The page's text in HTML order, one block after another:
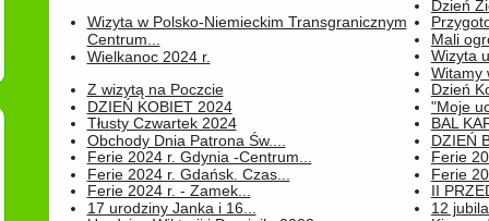
Dzień
Wizyta w Polsko-Niemieckim Transgranicznym
Centrum...
Wielkanoc 2024 r.
Mali
Wizyta
Witamy
Z wizytą na Poczcie
DZIEŃ KOBIET 2024
Dzień
"Moje
Tłusty Czwartek 2024
Obchody Dnia Patrona Św....
BAL
DZIEŃ
Ferie 2024 r. Gdynia -Centrum...
Ferie 2024 r. Gdańsk. Czas...
Ferie
Ferie
Ferie 2024 r. - Zamek...
17 urodziny Janka i 16...
II
12